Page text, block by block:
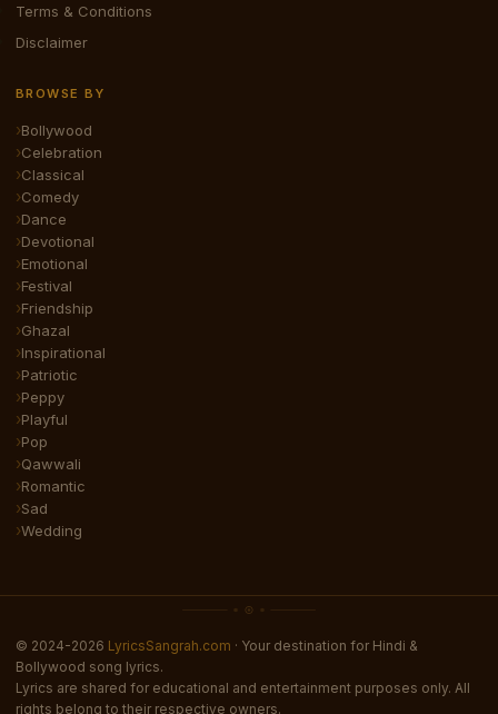
Terms & Conditions
Disclaimer
BROWSE BY
Bollywood
Celebration
Classical
Comedy
Dance
Devotional
Emotional
Festival
Friendship
Ghazal
Inspirational
Patriotic
Peppy
Playful
Pop
Qawwali
Romantic
Sad
Wedding
© 2024-2026 LyricsSangrah.com · Your destination for Hindi &
Bollywood song lyrics.
Lyrics are shared for educational and entertainment purposes only. All
rights belong to their respective owners.